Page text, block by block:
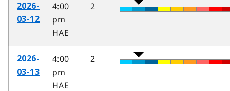
2026-
03-12
4:00
pm
HAE
2
2026-
03-13
4:00
pm
HAE
2